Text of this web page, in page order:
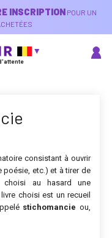
INSCRIPTION POUR UN
consistant à ouvrir
poésie, etc.) et à tirer de
choisi au hasard une
choisi est un recueil
stichomancie ou,